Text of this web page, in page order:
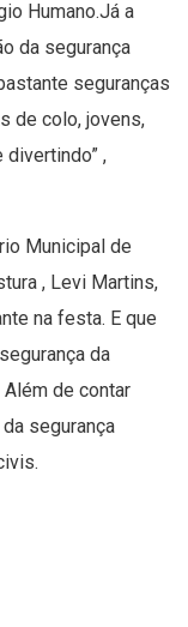
Humano.Já a
da segurança
seguranças
de colo, jovens,
,
Municipal de
, Levi Martins,
na festa. E que
da
de contar
segurança